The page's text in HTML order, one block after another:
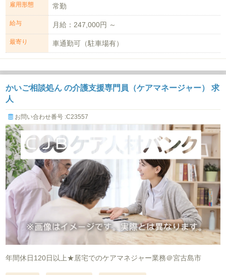
雇用形態 常勤
給与 月給：247,000円 ～
最寄り 車通勤可（駐車場有）
かいご相談処ん の介護支援専門員（ケアマネージャー） 求
人
お問い合わせ番号 :C23557
年間休日120日以上★居宅でのケアマネジャー業務＠宮古島市